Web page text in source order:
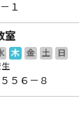
１
室
木 金 土
日
５６－８